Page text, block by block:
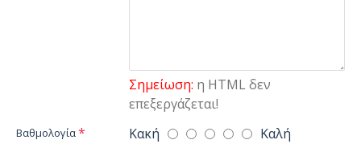
Σημείωση: η HTML δεν
επεξεργάζεται!
Βαθμολογία Κακή Καλή